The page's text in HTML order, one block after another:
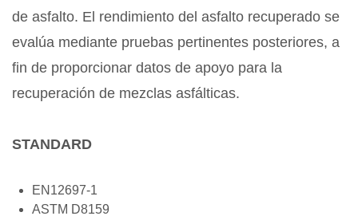
de asfalto. El rendimiento del asfalto recuperado se
evalúa mediante pruebas pertinentes posteriores, a
fin de proporcionar datos de apoyo para la
recuperación de mezclas asfálticas.
STANDARD
EN12697-1
ASTM D8159